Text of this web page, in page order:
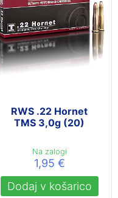
RWS .22 Hornet
TMS 3,0g (20)
Na zalogi
1,95 €
Dodaj v košarico